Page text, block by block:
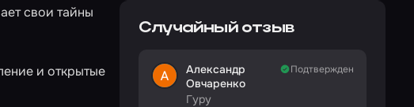
свои тайны
и открытые
Случайный отзыв
Александр
Овчаренко
Гуру
Подтвержден